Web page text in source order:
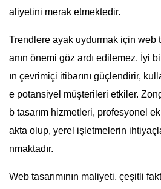
aliyetini merak etmektedir.
Trendlere ayak uydurmak için web
anın önemi göz ardı edilemez. İyi
ın çevrimiçi itibarını güçlendirir,
e potansiyel müşterileri etkiler.
b tasarım hizmetleri, profesyonel
akta olup, yerel işletmelerin
nmaktadır.
Web tasarımının maliyeti, çeşitli